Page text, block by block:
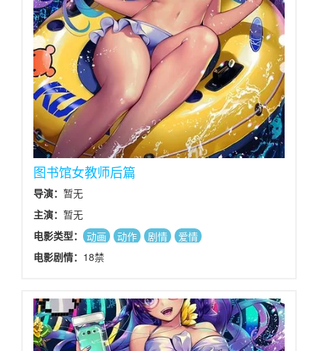
图书馆女教师后篇
导演： 暂无
主演： 暂无
电影类型：
动画 动作 剧情
爱情
电影剧情： 18禁